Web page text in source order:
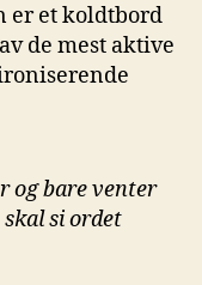
er et koldtbord
de mest aktive
og bare venter
skal si ordet